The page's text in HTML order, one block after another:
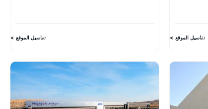
تفاصيل الموقع تفاصيل الموقع